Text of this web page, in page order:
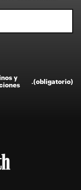
y
(obligatorio)